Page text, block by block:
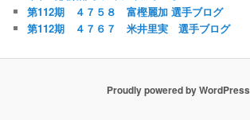
第112期 ４７５８ 富樫麗加 選手ブログ
第112期 ４７６７ 米井里実 選手ブログ
Proudly powered by WordPress